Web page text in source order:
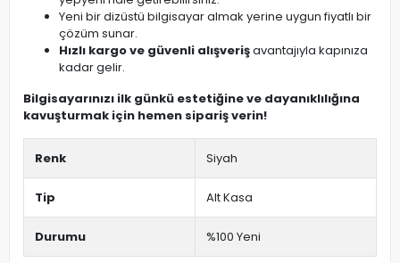
Yeni bir dizüstü bilgisayar almak yerine uygun fiyatlı bir
çözüm sunar.
Hızlı kargo ve güvenli alışverişavantajıyla kapınıza
kadar gelir.
Bilgisayarınızı ilk günkü estetiğine ve dayanıklılığına
kavuşturmak için hemen sipariş verin!
Renk Siyah
Tip Alt Kasa
Durumu %100 Yeni